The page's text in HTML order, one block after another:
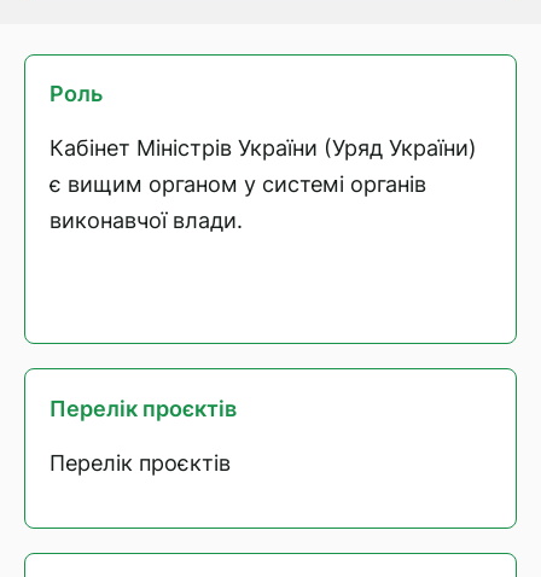
Роль
Кабінет Міністрів України (Уряд України)
є вищим органом у системі органів
виконавчої влади.
Перелік проєктів
Перелік проєктів